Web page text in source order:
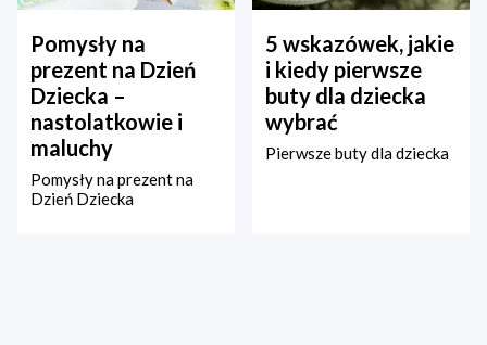
Pomysły na
prezent na Dzień
Dziecka –
nastolatkowie i
maluchy
Pomysły na prezent na
Dzień Dziecka
5 wskazówek, jakie
i kiedy pierwsze
buty dla dziecka
wybrać
Pierwsze buty dla dziecka